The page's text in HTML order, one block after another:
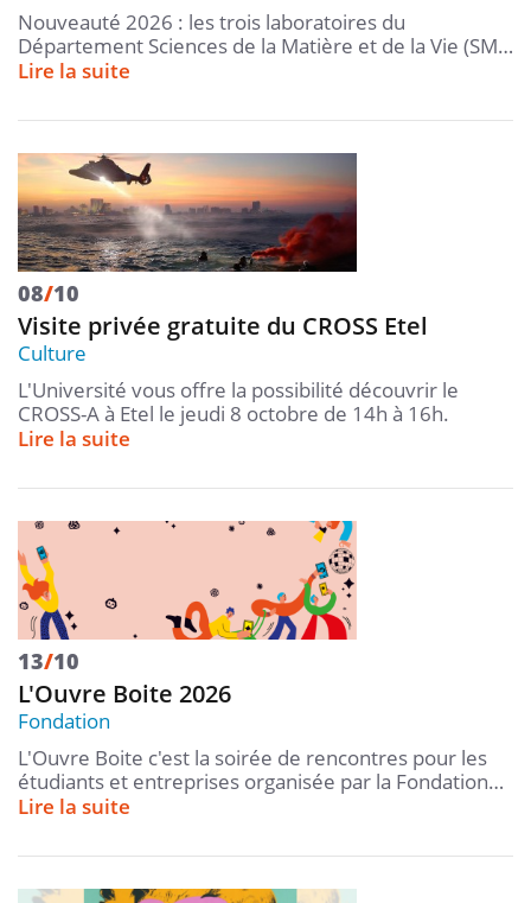
Nouveauté 2026 : les trois laboratoires du
Département Sciences de la Matière et de la Vie (SM…
Lire la suite
08/10
Visite privée gratuite du CROSS Etel
Culture
L'Université vous offre la possibilité découvrir le
CROSS-A à Etel le jeudi 8 octobre de 14h à 16h.
Lire la suite
13/10
L'Ouvre Boite 2026
Fondation
L'Ouvre Boite c'est la soirée de rencontres pour les
étudiants et entreprises organisée par la Fondation…
Lire la suite